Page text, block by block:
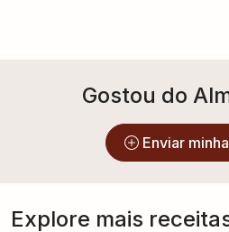
Gostou do
Enviar
Explore mais